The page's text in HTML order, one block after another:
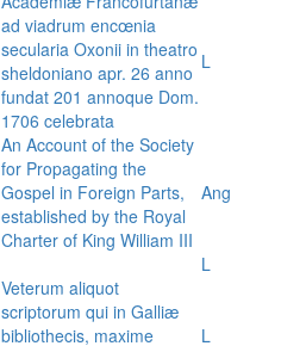
ad viadrum encœnia
secularia Oxonii in theatro
sheldoniano apr. 26 anno
fundat 201 annoque Dom.
1706 celebrata
L
An Account of the Society
for Propagating the
Gospel in Foreign Parts,
established by the Royal
Charter of King William III
Ang
L
Veterum aliquot
scriptorum qui in Galliæ
bibliothecis, maxime
L